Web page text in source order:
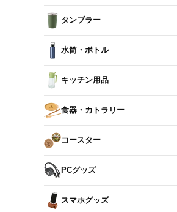
タンブラー
水筒・ボトル
キッチン用品
食器・カトラリー
コースター
PCグッズ
スマホグッズ